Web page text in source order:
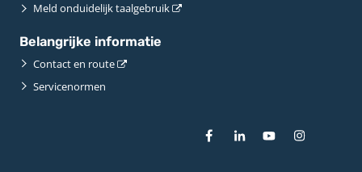
Meld onduidelijk taalgebruik
Belangrijke informatie
Contact en route
Servicenormen